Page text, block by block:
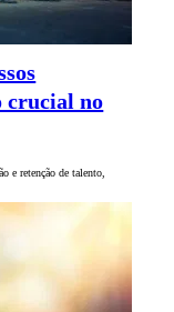
crucial no
e retenção de talento,